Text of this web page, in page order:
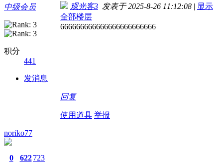
中级会员
积分
441
发消息
观光客3 发表于 2025-8-26 11:12:08 | 显示
全部楼层
666666666666666666666666
回复
使用道具 举报
noriko77
0 622 723